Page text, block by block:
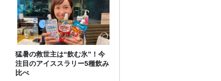
猛暑の救世主は“飲む氷”！今
注目のアイススラリー5種飲み
比べ